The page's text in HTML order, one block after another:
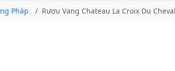
Pháp Rượu Vang Chateau La Croix Du